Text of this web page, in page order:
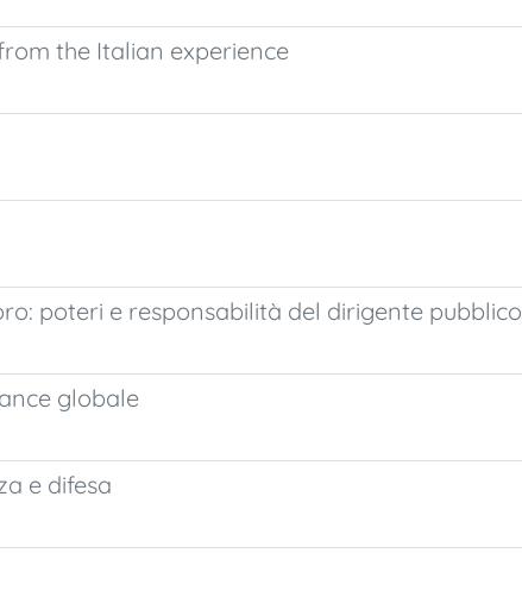
the Italian experience
poteri e responsabilità del dirigente pubblico
globale
e difesa